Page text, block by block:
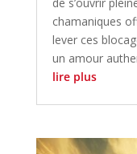
chamaniques
lever ces
un amour
lire plus